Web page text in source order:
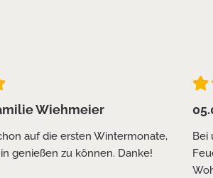
Wiehmeier
auf die ersten Wintermonate,
genießen zu können. Danke!
Bei